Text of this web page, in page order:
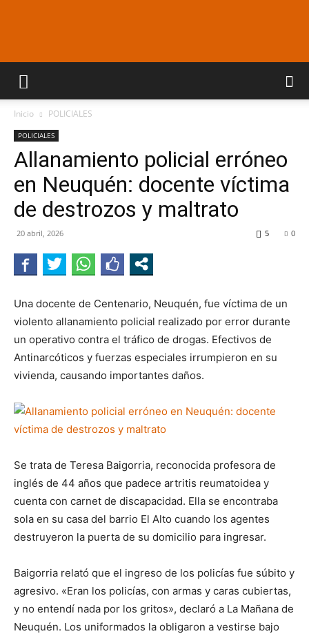
Araucaria
Line
Inicio POLICIALES
POLICIALES
Allanamiento policial erróneo
en Neuquén: docente víctima
de destrozos y maltrato
20 abril, 2026 0
5
Una docente de Centenario, Neuquén, fue víctima de un
violento allanamiento policial realizado por error durante
un operativo contra el tráfico de drogas. Efectivos de
Antinarcóticos y fuerzas especiales irrumpieron en su
vivienda, causando importantes daños.
Se trata de Teresa Baigorria, reconocida profesora de
inglés de 44 años que padece artritis reumatoidea y
cuenta con carnet de discapacidad. Ella se encontraba
sola en su casa del barrio El Alto cuando los agentes
destruyeron la puerta de su domicilio para ingresar.
Baigorria relató que el ingreso de los policías fue súbito y
agresivo. «Eran los policías, con armas y caras cubiertas,
y no entendí nada por los gritos», declaró a La Mañana de
Neuquén. Los uniformados la obligaron a vestirse bajo